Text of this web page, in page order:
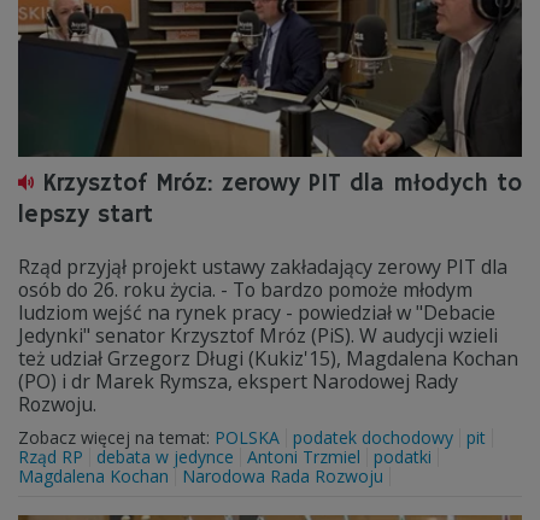
Krzysztof Mróz: zerowy PIT dla młodych to
lepszy start
Rząd przyjął projekt ustawy zakładający zerowy PIT dla
osób do 26. roku życia. - To bardzo pomoże młodym
ludziom wejść na rynek pracy - powiedział w "Debacie
Jedynki" senator Krzysztof Mróz (PiS). W audycji wzieli
też udział Grzegorz Długi (Kukiz'15), Magdalena Kochan
(PO) i dr Marek Rymsza, ekspert Narodowej Rady
Rozwoju.
Zobacz więcej na temat: POLSKA podatek dochodowy
pit
Rząd RP
debata w jedynce Antoni Trzmiel
podatki
Magdalena Kochan
Narodowa Rada Rozwoju